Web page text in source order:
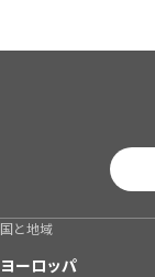
国と地域
ヨーロッパ